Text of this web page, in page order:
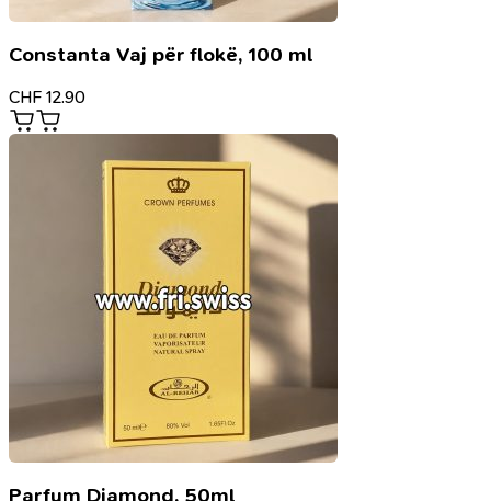
Constanta Vaj për flokë, 100 ml
CHF 12.90
Parfum Diamond, 50ml